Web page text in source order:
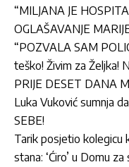
“MILJANA JE
OGLAŠAVANJE
“POZVALA SAM
teško! Živim za Željka!
PRIJE DESET DANA
Luka Vuković sumnja
SEBE!
Tarik posjetio kolegicu
stana: ‘Ćiro’ u Domu